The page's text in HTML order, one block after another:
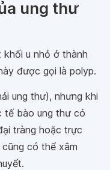
ung thư
u nhỏ ở thành
được gọi là polyp.
ung thư), nhưng khi
tế bào ung thư có
tràng hoặc trực
có thể xâm